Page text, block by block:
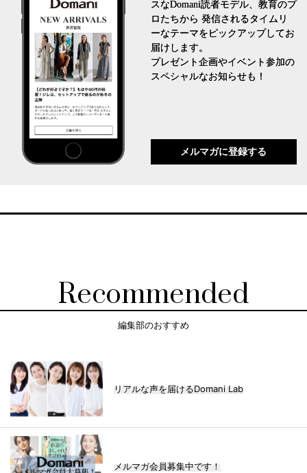
スなDomani読者モデル、教育のプ
ロたちから 発信されるタイムリ
ーなテーマをピックアップしてお
届けします。
プレゼント企画やイベント参加の
スペシャルなお知らせも！
メルマガに登録する
Recommended
編集部のおすすめ
リアルな声を届けるDomani Lab
メルマガ会員募集中です！